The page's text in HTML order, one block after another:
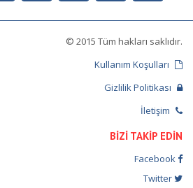
© 2015 Tüm hakları saklıdır.
Kullanım Koşulları
Gizlilik Politikası
İletişim
BİZİ TAKİP EDİN
Facebook
Twitter